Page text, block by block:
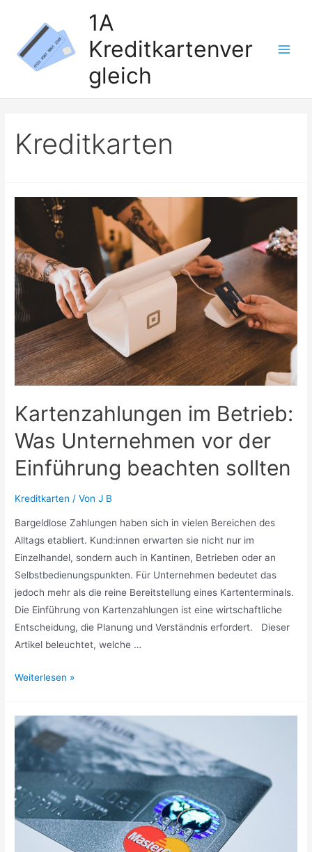
springen
1A
Kreditkartenver
gleich
Kreditkarten
Kartenzahlungen im Betrieb:
Was Unternehmen vor der
Einführung beachten sollten
Kreditkarten / VonJ B
Bargeldlose Zahlungen haben sich in vielen Bereichen des
Alltags etabliert. Kund:innen erwarten sie nicht nur im
Einzelhandel, sondern auch in Kantinen, Betrieben oder an
Selbstbedienungspunkten. Für Unternehmen bedeutet das
jedoch mehr als die reine Bereitstellung eines Kartenterminals.
Die Einführung von Kartenzahlungen ist eine wirtschaftliche
Entscheidung, die Planung und Verständnis erfordert. Dieser
Artikel beleuchtet, welche …
Kartenzahlungen
Was
Unternehmen
vor
Einführung
beachten
sollten
Weiterlesen »